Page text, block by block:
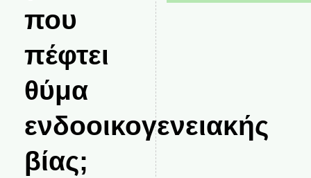
που
πέφτει
θύμα
ενδοοικογενειακής
βίας;